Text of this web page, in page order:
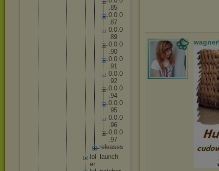
.85
0.0.0
.87
0.0.0
.89
0.0.0
.90
0.0.0
.91
0.0.0
.92
0.0.0
.94
0.0.0
.95
0.0.0
.96
0.0.0
.97
re eases
lo
launch
er